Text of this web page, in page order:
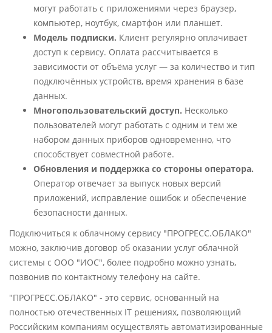
могут работать с приложениями через браузер,
компьютер, ноутбук, смартфон или планшет.
Модель подписки. Клиент регулярно оплачивает
доступ к сервису. Оплата рассчитывается в
зависимости от объёма услуг — за количество и тип
подключённых устройств, время хранения в базе
данных.
Многопользовательский доступ. Несколько
пользователей могут работать с одним и тем же
набором данных приборов одновременно, что
способствует совместной работе.
Обновления и поддержка со стороны оператора.
Оператор отвечает за выпуск новых версий
приложений, исправление ошибок и обеспечение
безопасности данных.
Подключиться к облачному сервису "ПРОГРЕСС.ОБЛАКО"
можно, заключив договор об оказании услуг облачной
системы с ООО "ИОС", более подробно можно узнать,
позвонив по контактному телефону на сайте.
"ПРОГРЕСС.ОБЛАКО" - это сервис, основанный на
полностью отечественных IT решениях, позволяющий
Российским компаниям осуществлять автоматизированные